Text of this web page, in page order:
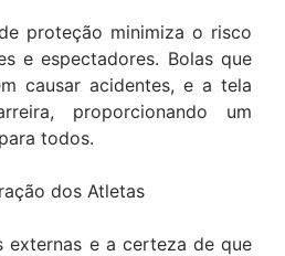
proteção minimiza o risco
e espectadores. Bolas que
causar acidentes, e a tela
proporcionando um
todos.
dos Atletas
externas e a certeza de que